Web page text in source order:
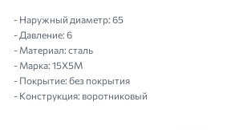
- Наружный диаметр: 65
- Давление: 6
- Материал: сталь
- Марка: 15Х5М
- Покрытие: без покрытия
- Конструкция: воротниковый